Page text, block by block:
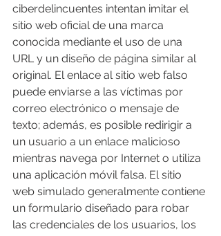
ciberdelincuentes intentan imitar el
sitio web oficial de una marca
conocida mediante el uso de una
URL y un diseño de página similar al
original. El enlace al sitio web falso
puede enviarse a las víctimas por
correo electrónico o mensaje de
texto; además, es posible redirigir a
un usuario a un enlace malicioso
mientras navega por Internet o utiliza
una aplicación móvil falsa. El sitio
web simulado generalmente contiene
un formulario diseñado para robar
las credenciales de los usuarios, los